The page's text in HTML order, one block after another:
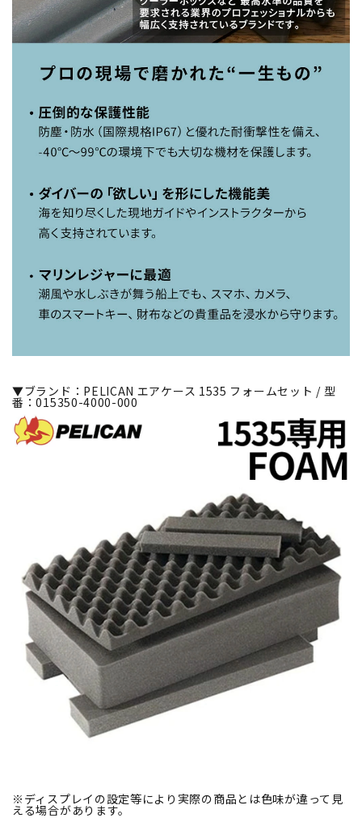
▼ブランド：PELICAN エアケース 1535 フォームセット / 型
番：015350-4000-000
※ディスプレイの設定等により実際の商品とは色味が違って見
える場合があります。